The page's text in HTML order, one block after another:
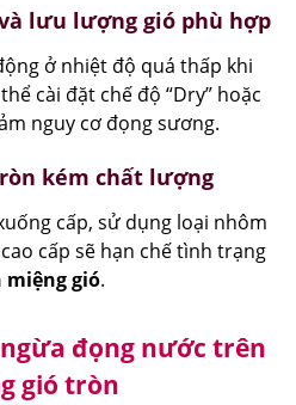
lưu lượng gió phù hợp
ở nhiệt độ quá thấp khi
cài đặt chế độ “Dry” hoặc
nguy cơ đọng sương.
kém chất lượng
cấp, sử dụng loại nhôm
cấp sẽ hạn chế tình trạng
gió.
đọng nước trên
gió tròn